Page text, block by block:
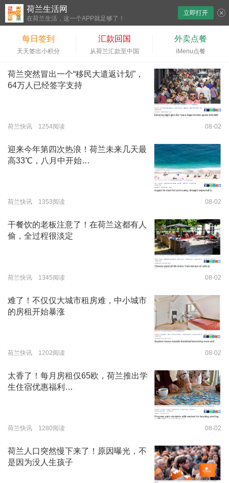
荷兰生活网
在荷兰生活，这一个APP就足够了！
立即打开
每日签到
天天签出小积分
汇款回国
从荷兰汇款至中国
外卖点餐
iMenu点餐
荷兰突然冒出一个“移民大遣返计划”，
64万人已经签字支持
荷兰快讯 1254阅读 08-02
迎来今年第四次热浪！荷兰未来几天最
高33℃，八月中开始…
荷兰快讯 1353阅读 08-02
干餐饮的老板注意了！在荷兰这都有人
偷，全过程很淡定
荷兰快讯 1345阅读 08-02
难了！不仅仅大城市租房难，中小城市
的房租开始暴涨
荷兰快讯 1202阅读 08-02
太香了！每月房租仅65欧，荷兰推出学
生住宿优惠福利…
荷兰快讯 1280阅读 08-02
荷兰人口突然慢下来了！原因曝光，不
是因为没人生孩子